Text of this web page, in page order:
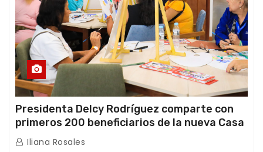
Presidenta Delcy Rodríguez comparte con
primeros 200 beneficiarios de la nueva Casa
de los Abuelos “La Primavera” en Caracas
Iliana Rosales